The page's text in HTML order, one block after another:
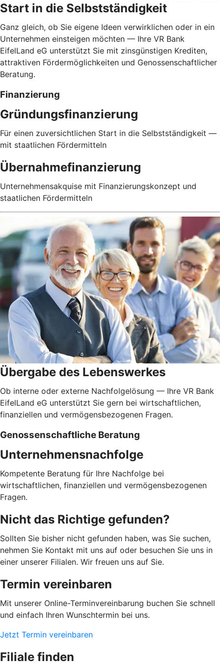
Start in die Selbstständigkeit
Ganz gleich, ob Sie eigene Ideen verwirklichen oder in ein
Unternehmen einsteigen möchten — Ihre VR Bank
EifelLand eG unterstützt Sie mit zinsgünstigen Krediten,
attraktiven Fördermöglichkeiten und Genossenschaftlicher
Beratung.
Finanzierung
Gründungsfinanzierung
Für einen zuversichtlichen Start in die Selbstständigkeit —
mit staatlichen Fördermitteln
Übernahmefinanzierung
Unternehmensakquise mit Finanzierungskonzept und
staatlichen Fördermitteln
Übergabe des Lebenswerkes
Ob interne oder externe Nachfolgelösung — Ihre VR Bank
EifelLand eG unterstützt Sie gern bei wirtschaftlichen,
finanziellen und vermögensbezogenen Fragen.
Genossenschaftliche Beratung
Unternehmensnachfolge
Kompetente Beratung für Ihre Nachfolge bei
wirtschaftlichen, finanziellen und vermögensbezogenen
Fragen.
Nicht das Richtige gefunden?
Sollten Sie bisher nicht gefunden haben, was Sie suchen,
nehmen Sie Kontakt mit uns auf oder besuchen Sie uns in
einer unserer Filialen. Wir freuen uns auf Sie.
Termin vereinbaren
Mit unserer Online-Terminvereinbarung buchen Sie schnell
und einfach Ihren Wunschtermin bei uns.
Jetzt Termin vereinbaren
Filiale finden